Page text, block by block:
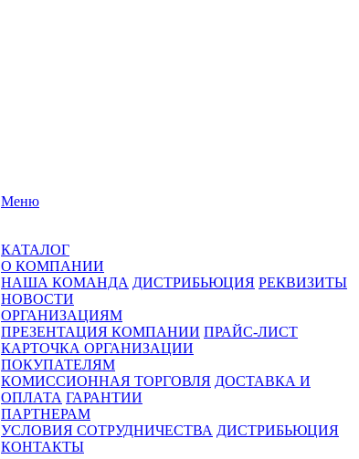
Меню
КАТАЛОГ
О КОМПАНИИ
НАША КОМАНДА ДИСТРИБЬЮЦИЯ РЕКВИЗИТЫ
НОВОСТИ
ОРГАНИЗАЦИЯМ
ПРЕЗЕНТАЦИЯ КОМПАНИИ ПРАЙС-ЛИСТ
КАРТОЧКА ОРГАНИЗАЦИИ
ПОКУПАТЕЛЯМ
КОМИССИОННАЯ ТОРГОВЛЯ ДОСТАВКА И
ОПЛАТА ГАРАНТИИ
ПАРТНЕРАМ
УСЛОВИЯ СОТРУДНИЧЕСТВА ДИСТРИБЬЮЦИЯ
КОНТАКТЫ